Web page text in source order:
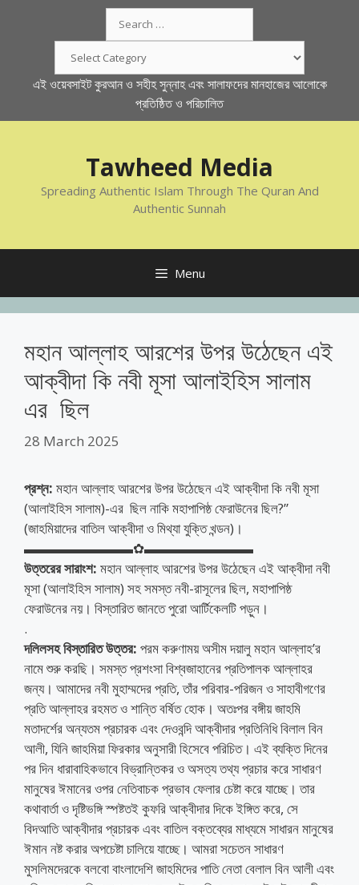
for:
এই ওয়েবসাইট কুরআন ও সহীহ সুন্নাহ এবং সালাফদের মানহাজের আলোকে
প্রতিষ্ঠিত ও পরিচালিত
Tawheed Media
Spreading Authentic Islam Through The Quran And
Authentic Sunnah
Menu
মহান আল্লাহ আরশের উপর উঠেছেন এই
আক্বীদা কি নবী মূসা আলাইহিস সালাম
এর ছিল
28 March 2025
প্রশ্ন: মহান আল্লাহ আরশের উপর উঠেছেন এই আক্বীদা কি নবী মূসা
(আলাইহিস সালাম)-এর ছিল নাকি মহাপাপিষ্ঠ ফেরাউনের ছিল?”
(জাহমিয়াদের বাতিল আক্বীদা ও মিথ্যা যুক্তি খন্ডন)।
▬▬▬▬▬▬▬▬✿▬▬▬▬▬▬▬▬
উত্তরের সারাংশ: মহান আল্লাহ আরশের উপর উঠেছেন এই আক্বীদা নবী
মূসা (আলাইহিস সালাম) সহ সমস্ত নবী-রাসূলের ছিল, মহাপাপিষ্ঠ
ফেরাউনের নয়। বিস্তারিত জানতে পুরো আর্টিকেলটি পড়ুন।
.
দলিলসহ বিস্তারিত উত্তর: পরম করুণাময় অসীম দয়ালু মহান আল্লাহ’র
নামে শুরু করছি। সমস্ত প্রশংসা বিশ্বজাহানের প্রতিপালক আল্লাহর
জন্য। আমাদের নবী মুহাম্মদের প্রতি, তাঁর পরিবার-পরিজন ও সাহাবীগণের
প্রতি আল্লাহর রহমত ও শান্তি বর্ষিত হোক। অতঃপর বঙ্গীয় জাহমি
মতাদর্শের অন্যতম প্রচারক এবং দেওবন্দি আক্বীদার প্রতিনিধি বিলাল বিন
আলী, যিনি জাহমিয়া ফিরকার অনুসারী হিসেবে পরিচিত। এই ব্যক্তি দিনের
পর দিন ধারাবাহিকভাবে বিভ্রান্তিকর ও অসত্য তথ্য প্রচার করে সাধারণ
মানুষের ঈমানের ওপর নেতিবাচক প্রভাব ফেলার চেষ্টা করে যাচ্ছে। তার
কথাবার্তা ও দৃষ্টিভঙ্গি স্পষ্টতই কুফরি আক্বীদার দিকে ইঙ্গিত করে, সে
বিদআতি আক্বীদার প্রচারক এবং বাতিল বক্তব্যের মাধ্যমে সাধারন মানুষের
ঈমান নষ্ট করার অপচেষ্টা চালিয়ে যাচ্ছে। আমরা সচেতন সাধারণ
মুসলিমদেরকে বলবো বাংলাদেশি জাহমিদের পাতি নেতা বেলাল বিন আলী এবং